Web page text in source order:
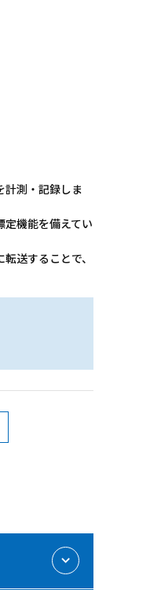
計測・記録しま
定機能を備えてい
送することで、